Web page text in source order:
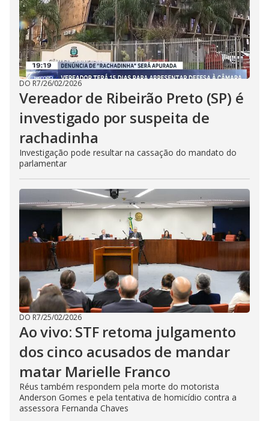
DO R7/26/02/2026
Vereador de Ribeirão Preto (SP) é
investigado por suspeita de
rachadinha
Investigação pode resultar na cassação do mandato do
parlamentar
DO R7/25/02/2026
Ao vivo: STF retoma julgamento
dos cinco acusados de mandar
matar Marielle Franco
Réus também respondem pela morte do motorista
Anderson Gomes e pela tentativa de homicídio contra a
assessora Fernanda Chaves